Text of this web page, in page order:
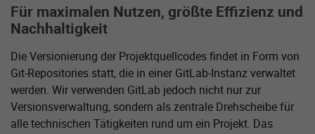
Für maximalen Nutzen, größte Effizienz und
Nachhaltigkeit
Die Versionierung der Projektquellcodes findet in Form von
Git-Repositories statt, die in einer GitLab-Instanz verwaltet
werden. Wir verwenden GitLab jedoch nicht nur zur
Versionsverwaltung, sondern als zentrale Drehscheibe für
alle technischen Tätigkeiten rund um ein Projekt. Das